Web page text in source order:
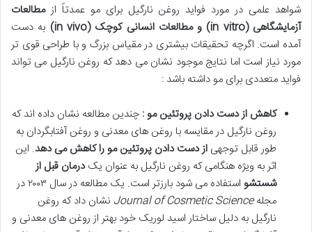
شواهد علمی در مورد فواید روغن نارگیل برای مو عمدتاً ازمطالعات
آزمایشگاهی (in vitro) و مطالعات انسانی کوچک (in vivo)
به دست
آمده است. اگرچه تحقیقات بیشتری در مقیاس بزرگ و با طراحی قوی تر
مورد نیاز است اما نتایج موجود نشان می دهد که روغن نارگیل می تواند
فواید متعددی برای مو داشته باشد :
کاهش از دست دادن پروتئین مو : چندین مطالعه نشان داده اند که
روغن نارگیل در مقایسه با روغن های معدنی و روغن آفتابگردان به
طور قابل توجهی از دست دادن پروتئین مو را کاهش می دهد. این
اثر به ویژه هنگامی که روغن نارگیل به عنوان یکدرمان قبل از
شستشو
استفاده می شود بارزتر است. یک مطالعه در سال ۲۰۰۳ در
مجلهJournal of Cosmetic Science نشان داد که روغن
نارگیل به دلیل ساختار اسید لوریک خود بهتر از روغن های معدنی و